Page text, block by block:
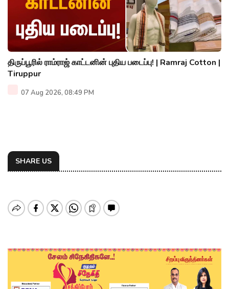
திருப்பூரில் ராம்ராஜ் காட்டனின் புதிய படைப்பு! | Ramraj Cotton |
Tiruppur
07 Aug 2026, 08:49 PM
SHARE US